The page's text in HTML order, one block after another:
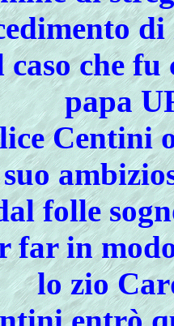
che
papa
Centini
folle
far in
lo zio